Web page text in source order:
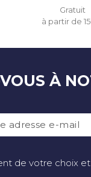
Gratuit
à partir de
À
de votre choix